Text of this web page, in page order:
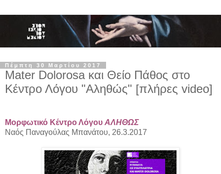
Πέμπτη 30 Μαρτίου 2017
Mater Dolorosa και Θείο Πάθος στο
Κέντρο Λόγου "Αληθώς" [πλήρες video]
Μορφωτικό Κέντρο Λόγου ΑΛΗΘΩΣ
Ναός Παναγούλας Μπανάτου, 26.3.2017